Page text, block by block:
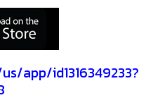
app/id1316349233?